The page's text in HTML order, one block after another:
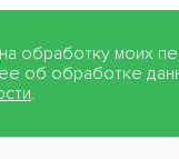
обработку моих
об обработке
.